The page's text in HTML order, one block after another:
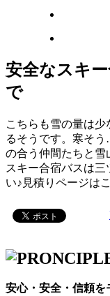
安全なスキ
で
こちらも雪の量は
るそうです。寒そ
の合う仲間たちと雪
スキー合宿バスは
い♪見積りページは
安心・安全・信頼を